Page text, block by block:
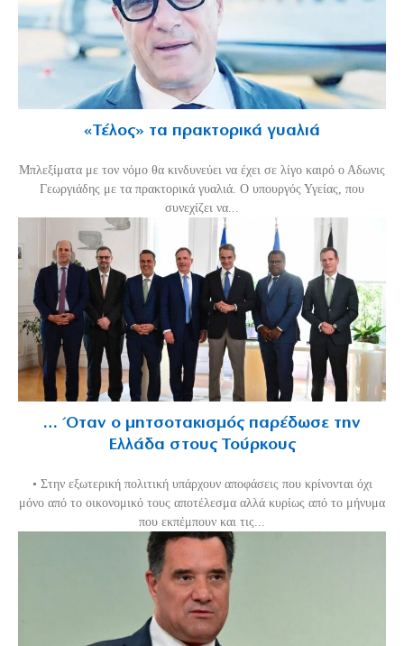
«Τέλος» τα πρακτορικά γυαλιά
Μπλεξίματα με τον νόμο θα κινδυνεύει να έχει σε λίγο καιρό ο Αδωνις
Γεωργιάδης με τα πρακτορικά γυαλιά. Ο υπουργός Υγείας, που
συνεχίζει να...
… Όταν ο μητσοτακισμός παρέδωσε την
Ελλάδα στους Τούρκους
• Στην εξωτερική πολιτική υπάρχουν αποφάσεις που κρίνονται όχι
μόνο από το οικονομικό τους αποτέλεσμα αλλά κυρίως από το μήνυμα
που εκπέμπουν και τις...